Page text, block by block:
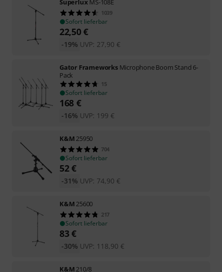
Superlux MS-108E
1039
Sofort lieferbar
22,50€
UVP: 27,90 €
-19%
Gator Frameworks Microphone Boom Stand 6-
Pack
15
Sofort lieferbar
168 €
UVP: 199 €
-16%
K&M 25950
704
Sofort lieferbar
52€
UVP: 74,90 €
-31%
K&M 25600
217
Sofort lieferbar
83€
UVP: 118,90 €
-30%
K&M 210/8